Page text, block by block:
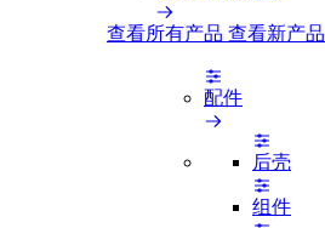
查看所有产品 查看新产品
配件
后壳
组件